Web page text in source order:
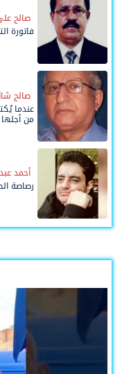
صالح
فاتورة
صالح
عندما
من أجلها
أحمد
رصاصة